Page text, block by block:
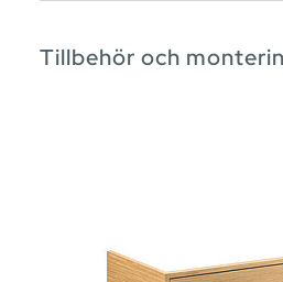
Tillbehör och